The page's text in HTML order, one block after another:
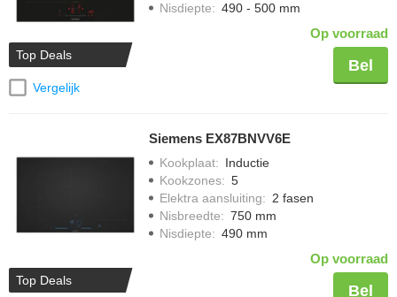
Top Deals
Vergelijk
Nisdiepte: 490 - 500 mm
Op voorraad
Bel
Top Deals
Siemens EX87BNVV6E
Kookplaat: Inductie
Kookzones: 5
Elektra aansluiting: 2 fasen
Nisbreedte: 750 mm
Nisdiepte: 490 mm
Op voorraad
Bel